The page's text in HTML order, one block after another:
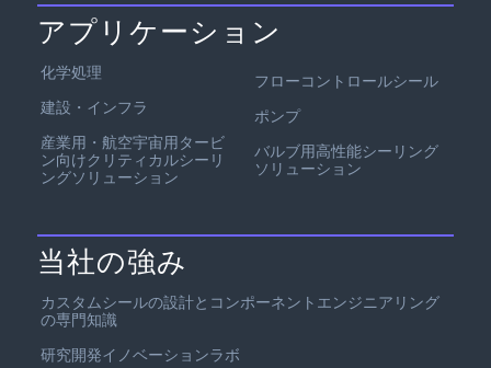
アプリケーション
化学処理
建設・インフラ
産業用・航空宇宙用タービ
ン向けクリティカルシーリ
ングソリューション
フローコントロールシール
ポンプ
バルブ用高性能シーリング
ソリューション
当社の強み
カスタムシールの設計とコンポーネントエンジニアリング
の専門知識
研究開発イノベーションラボ